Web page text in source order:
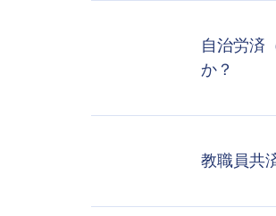
自治労済
か？
教職員共